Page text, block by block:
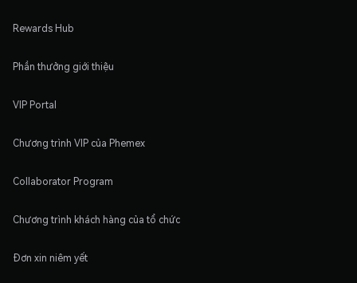
Rewards Hub
Phần thưởng giới thiệu
VIP Portal
Chương trình VIP của Phemex
Collaborator Program
Chương trình khách hàng của tổ chức
Đơn xin niêm yết